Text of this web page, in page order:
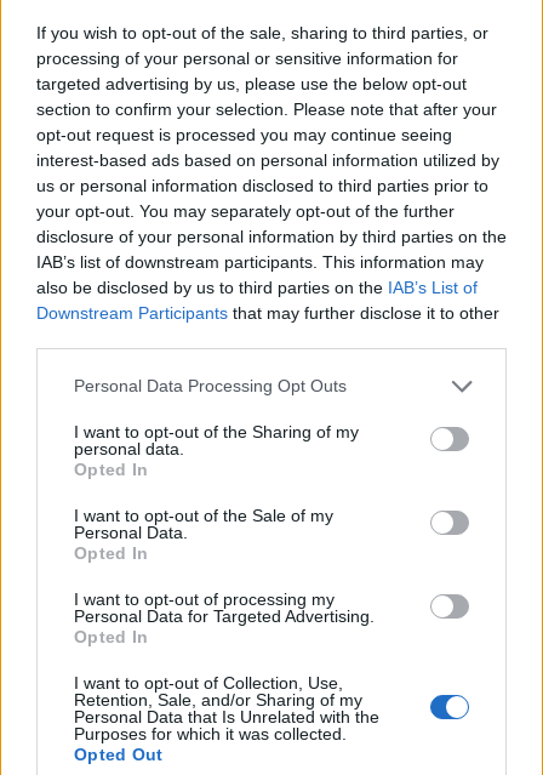
If you wish to opt-out of the sale, sharing to third parties, or
processing of your personal or sensitive information for
targeted advertising by us, please use the below opt-out
section to confirm your selection. Please note that after your
opt-out request is processed you may continue seeing
interest-based ads based on personal information utilized by
us or personal information disclosed to third parties prior to
your opt-out. You may separately opt-out of the further
disclosure of your personal information by third parties on the
IAB’s list of downstream participants. This information may
also be disclosed by us to third parties on the IAB’s List of
Downstream Participants that may further disclose it to other
Personal Data Processing Opt Outs
I want to opt-out of the Sharing of my
personal data.
Opted In
I want to opt-out of the Sale of my
Personal Data.
Opted In
I want to opt-out of processing my
Personal Data for Targeted Advertising.
Opted In
I want to opt-out of Collection, Use,
Retention, Sale, and/or Sharing of my
Personal Data that Is Unrelated with the
Purposes for which it was collected.
Opted Out
Shoji Meguro ospite di Music Legends: The World of
Gaming
04/04/2026
Il passato e il futuro di Persona: Wada parla della serie
17/12/2024